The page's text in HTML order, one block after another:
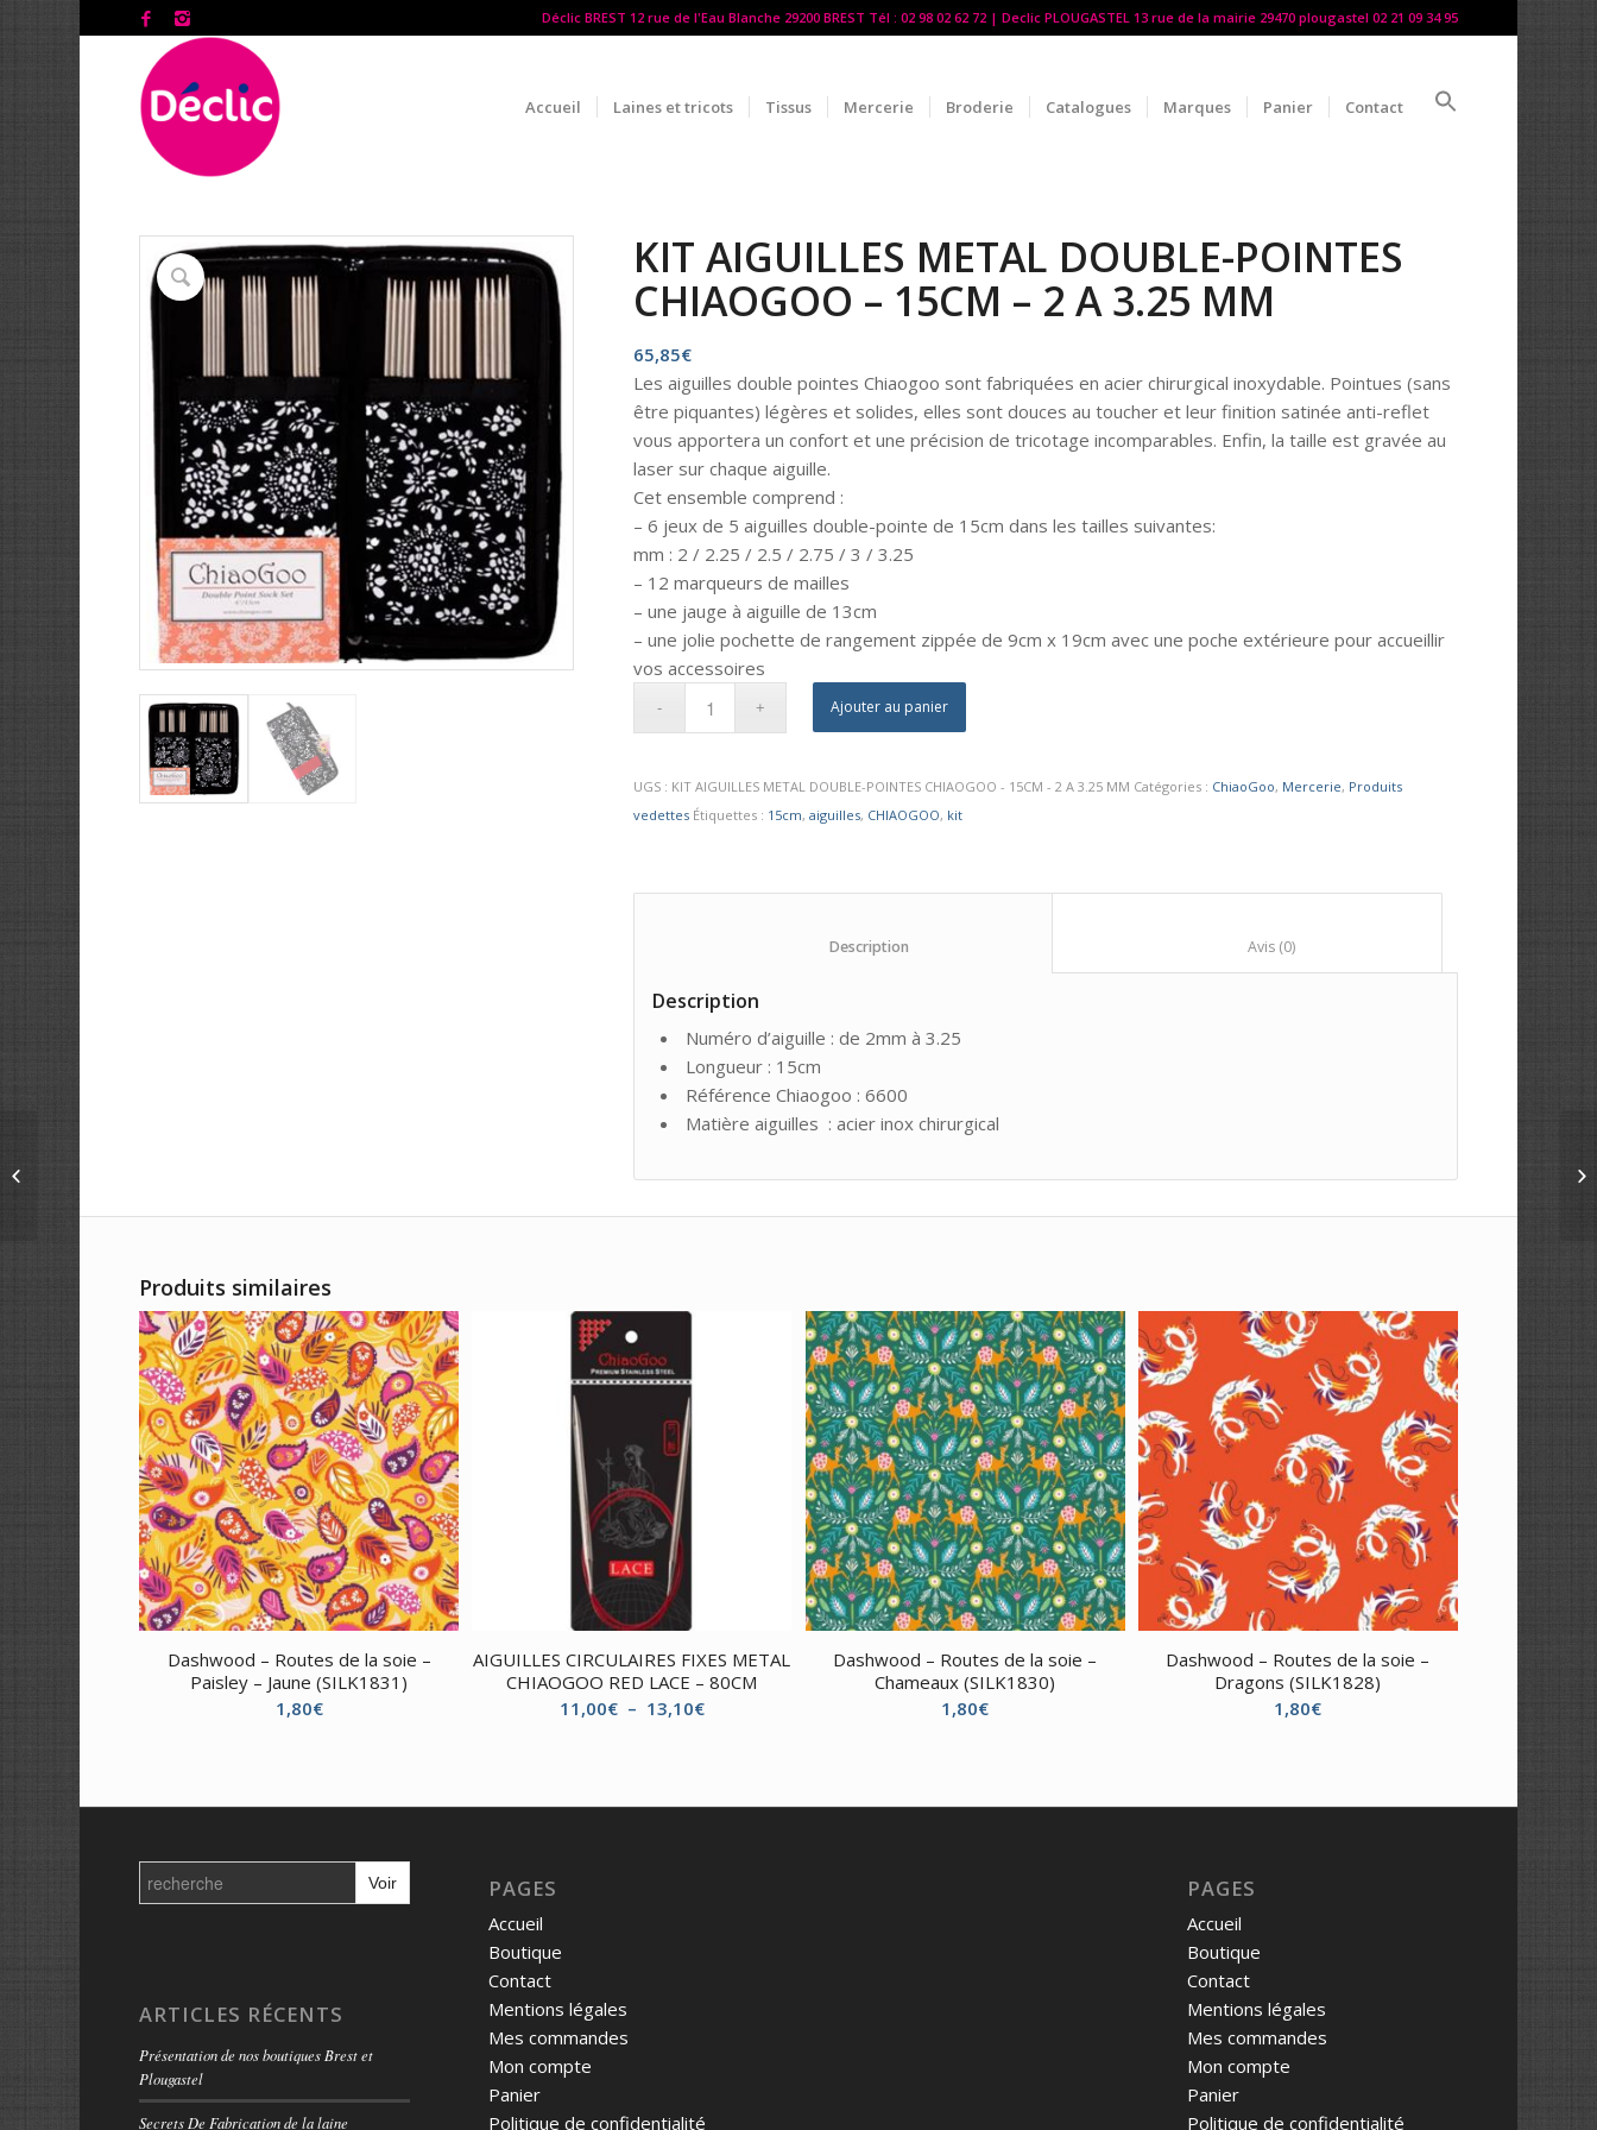
Déclic BREST 12 rue de l'Eau Blanche 29200 BREST Tél : 02 98 02 62 72 | Declic PLOUGASTEL 13 rue de la mairie 29470 plougastel 02 21 09 34 95
Accueil Laines et tricots Tissus Mercerie Broderie Catalogues Marques Panier Contact
KIT AIGUILLES METAL DOUBLE-POINTES
CHIAOGOO – 15CM – 2 A 3.25 MM
65,85€
Les aiguilles double pointes Chiaogoo sont fabriquées en acier chirurgical inoxydable. Pointues (sans
être piquantes) légères et solides, elles sont douces au toucher et leur finition satinée anti-reflet
vous apportera un confort et une précision de tricotage incomparables. Enfin, la taille est gravée au
laser sur chaque aiguille.
Cet ensemble comprend :
– 6 jeux de 5 aiguilles double-pointe de 15cm dans les tailles suivantes:
mm : 2 / 2.25 / 2.5 / 2.75 / 3 / 3.25
– 12 marqueurs de mailles
– une jauge à aiguille de 13cm
– une jolie pochette de rangement zippée de 9cm x 19cm avec une poche extérieure pour accueillir
vos accessoires
Ajouter au panier
UGS : KIT AIGUILLES METAL DOUBLE-POINTES CHIAOGOO - 15CM - 2 A 3.25 MM Catégories : ChiaoGoo, Mercerie, Produits
vedettes Étiquettes : 15cm,aiguilles, CHIAOGOO, kit
Description
Numéro d’aiguille : de 2mm à 3.25
Longueur : 15cm
Référence Chiaogoo : 6600
Matière aiguilles : acier inox chirurgical
Produits similaires
Dashwood – Routes de la soie –
Paisley – Jaune (SILK1831)
1,80€
AIGUILLES CIRCULAIRES FIXES METAL
CHIAOGOO RED LACE – 80CM
11,00€ – 13,10€Plage
Dashwood – Routes de la soie –
Chameaux (SILK1830)
1,80€
Dashwood – Routes de la soie –
Dragons (SILK1828)
1,80€
Search
for:
ARTICLES RÉCENTS
Présentation de nos boutiques Brest et
Plougastel
Secrets De Fabrication de la laine
PAGES
Accueil
Boutique
Contact
Mentions légales
Mes commandes
Mon compte
Panier
Politique de confidentialité
PAGES
Accueil
Boutique
Contact
Mentions légales
Mes commandes
Mon compte
Panier
Politique de confidentialité